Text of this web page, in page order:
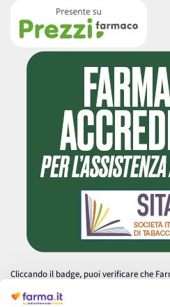
Cliccando il badge, puoi verificare che
autorizzata dal Ministero della Salute a
medicinali.